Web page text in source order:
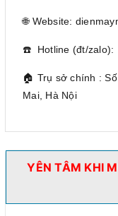
🌐 Website:
☎️ Hotline (đt/zalo):
🏠 Trụ sở chính :
Mai, Hà Nội
YÊN TÂM KHI